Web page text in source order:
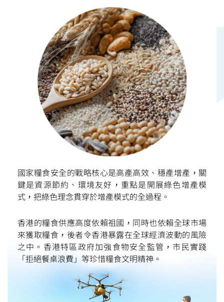
國家糧食安全的戰略核心是高產高效、穩產增產，關
鍵是資源節約、環境友好，重點是開展綠色增產模
式，把綠色理念貫穿於增產模式的全過程。
香港的糧食供應高度依賴祖國，同時也依賴全球市場
來獲取糧食，後者令香港暴露在全球經濟波動的風險
之中。香港特區政府加強食物安全監管，市民實踐
「拒絕餐桌浪費」等珍惜糧食文明精神。